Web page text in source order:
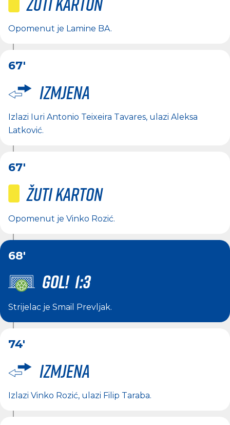
Opomenut je Lamine BA.
67'
Izmjena
Izlazi Iuri Antonio Teixeira Tavares, ulazi Aleksa
Latković.
67'
Žuti karton
Opomenut je Vinko Rozić.
68'
GOL! 1:3
Strijelac je Smail Prevljak.
74'
Izmjena
Izlazi Vinko Rozić, ulazi Filip Taraba.